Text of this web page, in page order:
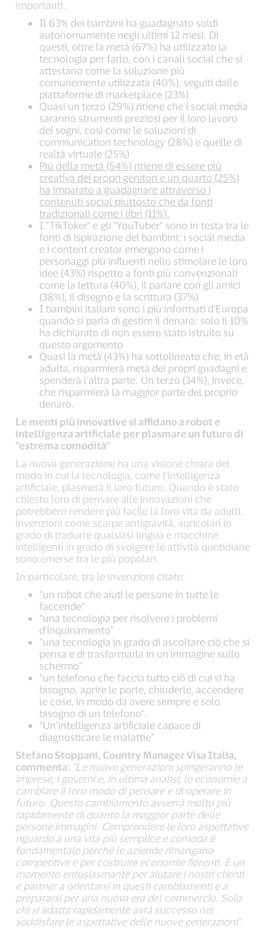
importanti.
Il 63% dei bambini ha guadagnato soldi
autonomamente negli ultimi 12 mesi. Di
questi, oltre la metà (67%) ha utilizzato la
tecnologia per farlo, con i canali social che si
attestano come la soluzione più
comunemente utilizzata (40%), seguiti dalle
piattaforme di marketplace (23%)
Quasi un terzo (29%) ritiene che i social media
saranno strumenti preziosi per il loro lavoro
dei sogni, così come le soluzioni di
communication technology (28%) e quelle di
realtà virtuale (25%)
Più della metà (54%) ritiene di essere più
creativa dei propri genitori e un quarto (25%)
ha imparato a guadagnare attraverso i
contenuti social piuttosto che da fonti
tradizionali come i libri (11%).
I "TikToker" e gli "YouTuber" sono in testa tra le
fonti di ispirazione dei bambini: i social media
e i content creator emergono come i
personaggi più influenti nello stimolare le loro
idee (43%) rispetto a fonti più convenzionali
come la lettura (40%), il parlare con gli amici
(38%), il disegno e la scrittura (37%)
I bambini italiani sono i più informati d'Europa
quando si parla di gestire il denaro; solo il 10%
ha dichiarato di non essere stato istruito su
questo argomento
Quasi la metà (43%) ha sottolineato che, in età
adulta, risparmierà metà dei propri guadagni e
spenderà l'altra parte. Un terzo (34%), invece,
che risparmierà la maggior parte del proprio
denaro.
Le menti più innovative si affidano a robot e
intelligenza artificiale per plasmare un futuro di
"estrema comodità"
La nuova generazione ha una visione chiara del
modo in cui la tecnologia, come l'intelligenza
artificiale, plasmerà il loro futuro. Quando è stato
chiesto loro di pensare alle innovazioni che
potrebbero rendere più facile la loro vita da adulti,
invenzioni come scarpe antigravità, auricolari in
grado di tradurre qualsiasi lingua e macchine
intelligenti in grado di svolgere le attività quotidiane
sono emerse tra le più popolari.
In particolare, tra le invenzioni citate:
“un robot che aiuti le persone in tutte le
faccende”
“una tecnologia per risolvere i problemi
d'inquinamento”
“una tecnologia in grado di ascoltare ciò che si
pensa e di trasformarla in un'immagine sullo
schermo”
“un telefono che faccia tutto ciò di cui si ha
bisogno, aprire le porte, chiuderle, accendere
le cose, in modo da avere sempre e solo
bisogno di un telefono".
“Un’intelligenza artificiale capace di
diagnosticare le malattie”
Stefano Stoppani, Country Manager Visa Italia,
commenta: "Le nuove generazioni spingeranno le
imprese, i governi e, in ultima analisi, le economie a
cambiare il loro modo di pensare e di operare in
futuro. Questo cambiamento avverrà molto più
rapidamente di quanto la maggior parte delle
persone immagini. Comprendere le loro aspettative
riguardo a una vita più semplice e comoda è
fondamentale perché le aziende rimangano
competitive e per costruire economie fiorenti. È un
momento entusiasmante per aiutare i nostri clienti
e partner a orientarsi in questi cambiamenti e a
prepararsi per una nuova era del commercio. Solo
chi si adatta rapidamente avrà successo nel
soddisfare le aspettative delle nuove generazioni".